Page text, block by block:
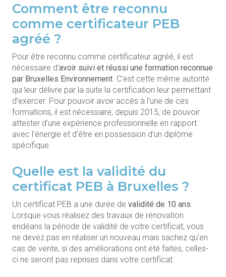
Comment être reconnu
comme certificateur PEB
agréé ?
Pour être reconnu comme certificateur agréé, il est
nécessaire d’avoir suivi et réussi une formation reconnue
par Bruxelles Environnement. C’est cette même autorité
qui leur délivre par la suite la certification leur permettant
d’exercer. Pour pouvoir avoir accès à l’une de ces
formations, il est nécessaire, depuis 2015, de pouvoir
attester d’une expérience professionnelle en rapport
avec l’énergie et d’être en possession d’un diplôme
spécifique.
Quelle est la validité du
certificat PEB à Bruxelles ?
Un certificat PEB a une durée de validité de 10 ans.
Lorsque vous réalisez des travaux de rénovation
endéans la période de validité de votre certificat, vous
ne devez pas en réaliser un nouveau mais sachez qu’en
cas de vente, si des améliorations ont été faites, celles-
ci ne seront pas reprises dans votre certificat.